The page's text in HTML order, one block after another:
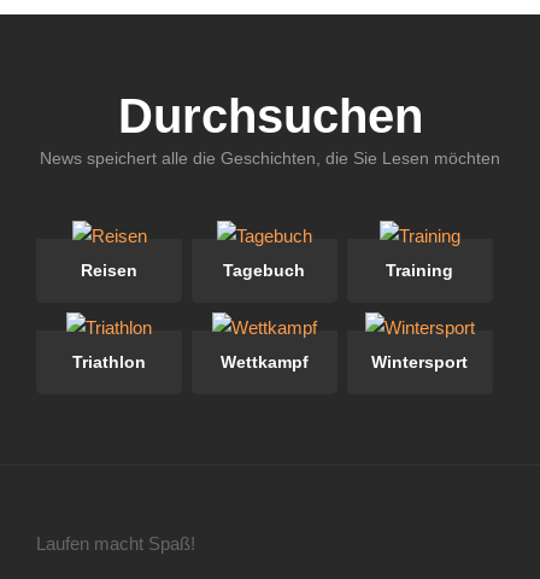
Durchsuchen
News speichert alle die Geschichten, die Sie Lesen möchten
Reisen Tagebuch Training
Triathlon Wettkampf Wintersport
Laufen macht Spaß!